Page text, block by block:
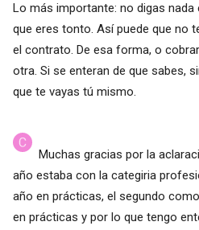
Lo más importante: no digas nada
que eres tonto. Así puede que no
el contrato. De esa forma, o
otra. Si se enteran de que sabes,
que te vayas tú mismo.
Muchas gracias por la
año estaba con la categiria
año en prácticas, el segundo
en prácticas y por lo que tengo